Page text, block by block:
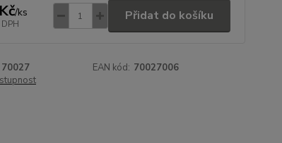
/ks Přidat do košíku
70027 EAN kód: 70027006